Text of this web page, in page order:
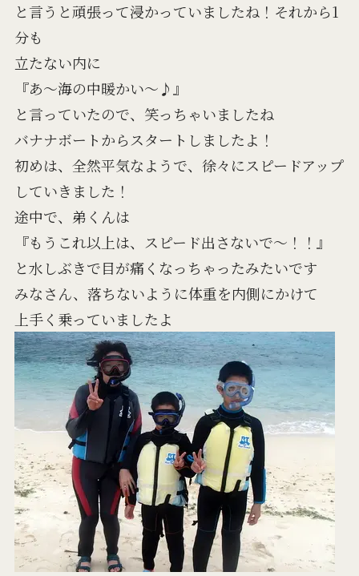
と言うと頑張って浸かっていましたね！それから1
分も
立たない内に
『あ～海の中暖かい～♪』
と言っていたので、笑っちゃいましたね
バナナボートからスタートしましたよ！
初めは、全然平気なようで、徐々にスピードアップ
していきました！
途中で、弟くんは
『もうこれ以上は、スピード出さないで～！！』
と水しぶきで目が痛くなっちゃったみたいです
みなさん、落ちないように体重を内側にかけて
上手く乗っていましたよ